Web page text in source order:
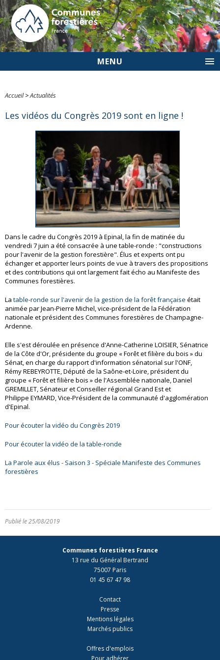
MENU
Accueil>Actualités
Les vidéos du Congrès 2019 sont en ligne !
Dans le cadre du Congrès 2019 à Epinal, la fin de matinée du
vendredi 7 juin a été consacrée à une table-ronde : "constructions
pour l'avenir de la gestion forestière". Élus et experts ont pu
échanger et apporter leurs points de vue à travers des propositions
et des contributions qui ont largement fait écho au Manifeste des
Communes forestières.
La table-ronde sur l'avenir de la gestion de la forêt française était
animée par Jean-Pierre Michel, vice-président de la Fédération
nationale et président des Communes forestières de Champagne-
Ardenne.
Elle s'est déroulée en présence d'Anne-Catherine LOISIER, Sénatrice
de la Côte d'Or, présidente du groupe « Forêt et filière du bois » du
Sénat, en charge du rapport d'information sénatorial sur l'ONF,
Rémy REBEYROTTE, Député de la Saône-et-Loire, président du
groupe « Forêt et filière bois » de l'Assemblée nationale, Daniel
GREMILLET, Sénateur et Conseiller régional Grand Est et
Philippe EYMARD, Vice-Président de la communauté d'agglomération
d'Epinal.
Pour écouter la vidéo du Congrès 2019
Pour écouter la vidéo de la table-ronde
La Parole aux élus - Saison 3 - Spéciale Manifeste des Communes
forestières
Publié le 25/08/2019
Communes forestières France
13 rue du Général Bertrand
75007 Paris
01 45 67 47 98
Contact
Presse
Mentions légales
Marchés publics
Offres d'emplois
Pour adhérer